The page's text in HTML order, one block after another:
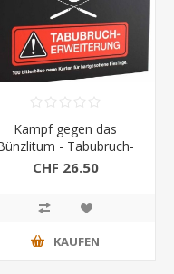
Kampf gegen das
- Tabubruch-
Erweiterung
CHF 26.50
KAUFEN